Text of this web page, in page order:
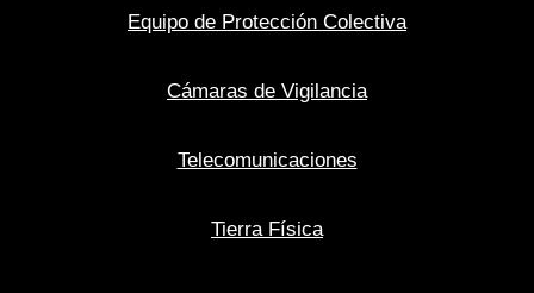
Equipo de Protección Colectiva
Cámaras de Vigilancia
Telecomunicaciones
Tierra Física